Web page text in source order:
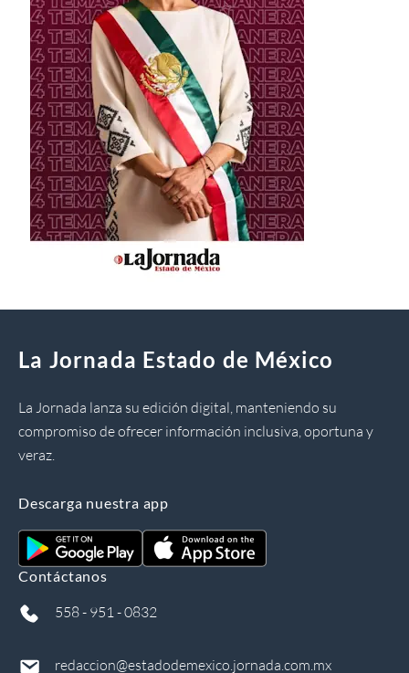
La Jornada Estado de México
La Jornada lanza su edición digital, manteniendo su
compromiso de ofrecer información inclusiva, oportuna y
veraz.
Descarga nuestra app
Contáctanos
558 - 951 - 0832
redaccion@estadodemexico.jornada.com.mx